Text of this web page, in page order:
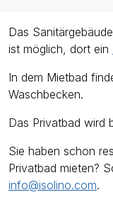
Das
ist möglich, dort ein
In dem Mietbad
Waschbecken.
Das Privatbad wird
Sie haben schon
Privatbad mieten?
info@isolino.com.